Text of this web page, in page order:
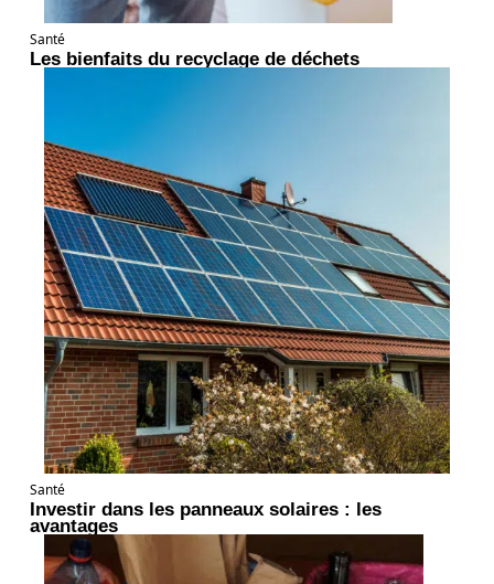
Santé
Les bienfaits du recyclage de déchets
Santé
Investir dans les panneaux solaires : les
avantages